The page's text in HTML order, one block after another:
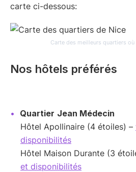
carte ci-dessous:
Carte des meilleurs quartiers où
Nos hôtels préférés
Quartier Jean Médecin
Hôtel Apollinaire (4 étoiles) –
disponibilités
Hôtel Maison Durante (3
et disponibilités